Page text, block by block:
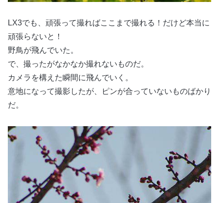
LX3でも、頑張って撮ればここまで撮れる！だけど本当に
頑張らないと！
野鳥が飛んでいた。
で、撮ったがなかなか撮れないものだ。
カメラを構えた瞬間に飛んでいく。
意地になって撮影したが、ピンが合っていないものばかり
だ。